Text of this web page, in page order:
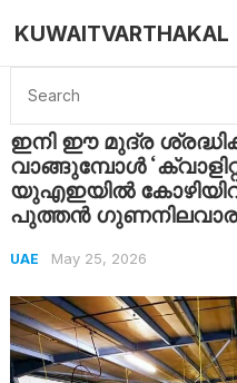
KUWAITVARTHAKAL
Home UAE ഇനി ഈ മുദ്ര ശ്രദ്ധിക്കണം! ചിക്കൻ
ഇനി ഈ മുദ്ര
വാങ്ങുമ്പോൾ
യുഎഇയിൽ
പുത്തൻ
UAE May 25, 2026